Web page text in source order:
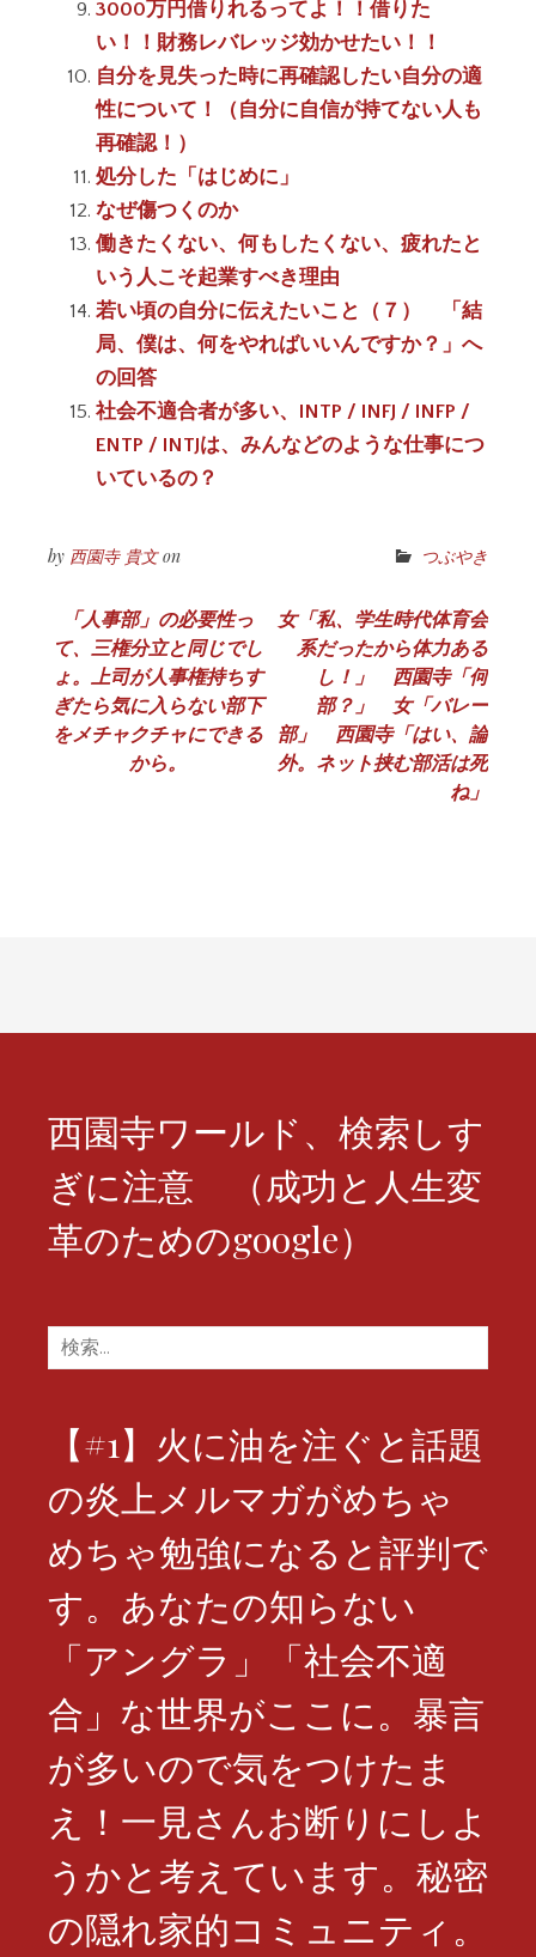
3000万円借りれるってよ！！借りた
い！！財務レバレッジ効かせたい！！
自分を見失った時に再確認したい自分の適
性について！（自分に自信が持てない人も
再確認！）
処分した「はじめに」
なぜ傷つくのか
働きたくない、何もしたくない、疲れたと
いう人こそ起業すべき理由
若い頃の自分に伝えたいこと（７） 「結
局、僕は、何をやればいいんですか？」へ
の回答
社会不適合者が多い、INTP / INFJ / INFP /
ENTP / INTJは、みんなどのような仕事につ
いているの？
by 西園寺 貴文on つぶやき
投
稿
ナ
ビ
「人事部」の必要性っ
て、三権分立と同じでし
ょ。上司が人事権持ちす
ぎたら気に入らない部下
をメチャクチャにできる
から。
女「私、学生時代体育会
系だったから体力ある
し！」 西園寺「何
部？」 女「バレー
部」 西園寺「はい、論
外。ネット挟む部活は死
ね」
西園寺ワールド、検索しす
ぎに注意 （成功と人生変
革のためのgoogle）
検
索:
【#1】火に油を注ぐと話題
の炎上メルマガがめちゃ
めちゃ勉強になると評判で
す。あなたの知らない
「アングラ」「社会不適
合」な世界がここに。暴言
が多いので気をつけたま
え！一見さんお断りにしよ
うかと考えています。秘密
の隠れ家的コミュニティ。